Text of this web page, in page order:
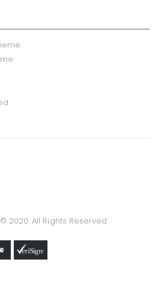
2020. All Rights Reserved